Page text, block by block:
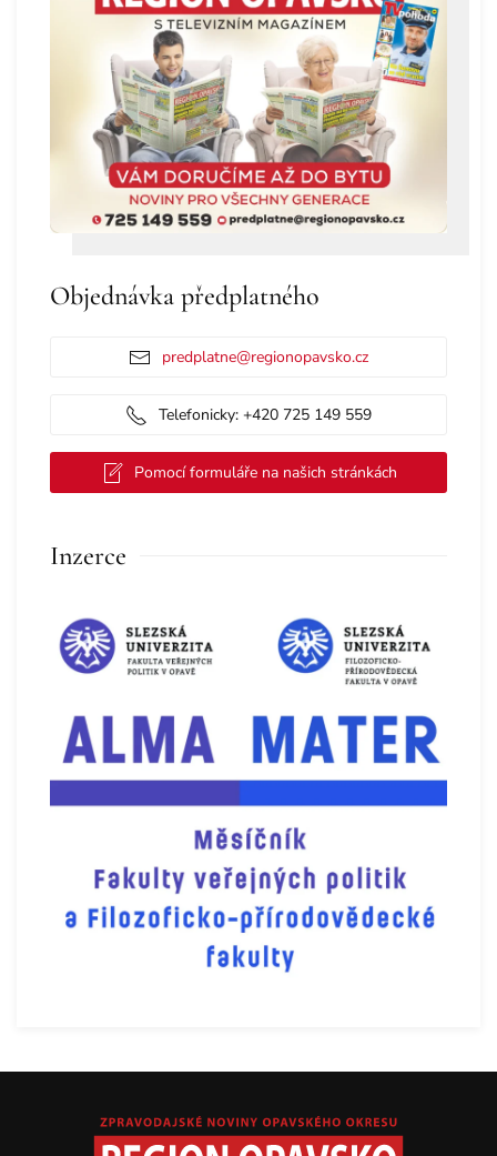
Objednávka předplatného
predplatne@regionopavsko.cz
Telefonicky: +420 725 149 559
Pomocí formuláře na našich stránkách
Inzerce